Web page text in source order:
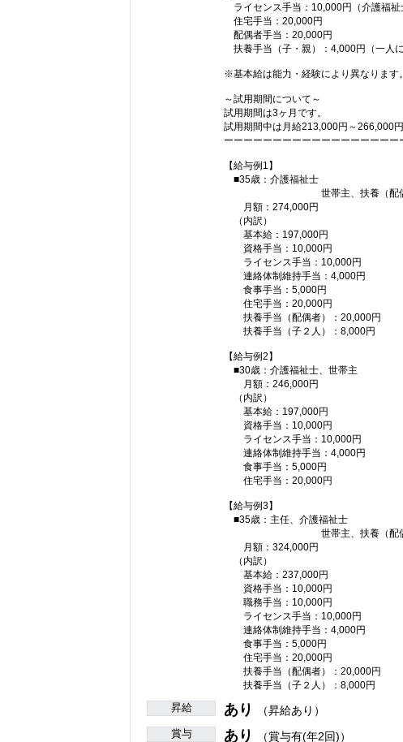
ライセンス手当：10,000円（介護福祉
住宅手当：20,000円
配偶者手当：20,000円
扶養手当（子・親）：4,000円（一人に
※基本給は能力・経験により異なります。
～試用期間について～
試用期間は3ヶ月です。
試用期間中は月給213,000円～
ーーーーーーーーーーーーーーーーー
【給与例1】
■35歳：介護福祉士
世帯主、扶養（配偶者
月額：274,000円
（内訳）
基本給：197,000円
資格手当：10,000円
ライセンス手当：10,000円
連絡体制維持手当：4,000円
食事手当：5,000円
住宅手当：20,000円
扶養手当（配偶者）：20,000円
扶養手当（子２人）：8,000円
【給与例2】
■30歳：介護福祉士、世帯主
月額：246,000円
（内訳）
基本給：197,000円
資格手当：10,000円
ライセンス手当：10,000円
連絡体制維持手当：4,000円
食事手当：5,000円
住宅手当：20,000円
【給与例3】
■35歳：主任、介護福祉士
世帯主、扶養（配偶者
月額：324,000円
（内訳）
基本給：237,000円
資格手当：10,000円
職務手当：10,000円
ライセンス手当：10,000円
連絡体制維持手当：4,000円
食事手当：5,000円
住宅手当：20,000円
扶養手当（配偶者）：20,000円
扶養手当（子２人）：8,000円
昇給 あり （昇給あり）
賞与 あり （賞与有(年2回)）